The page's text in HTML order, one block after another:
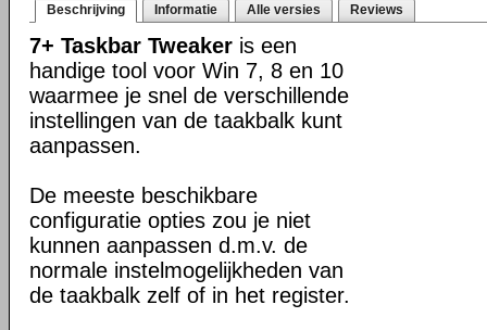
Beschrijving Informatie Alle versies Reviews
7+ Taskbar Tweaker is een
handige tool voor Win 7, 8 en 10
waarmee je snel de verschillende
instellingen van de taakbalk kunt
aanpassen.
De meeste beschikbare
configuratie opties zou je niet
kunnen aanpassen d.m.v. de
normale instelmogelijkheden van
de taakbalk zelf of in het register.